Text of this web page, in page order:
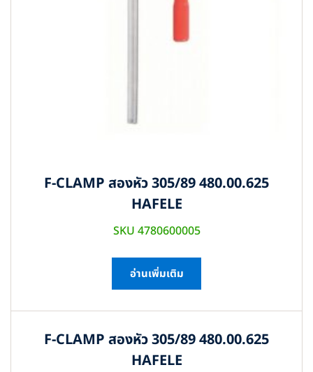
F-CLAMP สองหัว 305/89 480.00.625
HAFELE
SKU 4780600005
อ่านเพิ่มเติม
F-CLAMP สองหัว 305/89 480.00.625
HAFELE